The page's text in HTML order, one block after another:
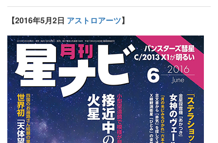
【2016年5月2日 アストロアーツ】